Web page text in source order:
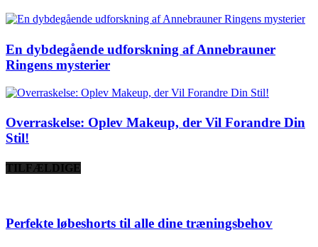
En dybdegående udforskning af Annebrauner
Ringens mysterier
Overraskelse: Oplev Makeup, der Vil Forandre Din
Stil!
TILFÆLDIGE
Perfekte løbeshorts til alle dine træningsbehov